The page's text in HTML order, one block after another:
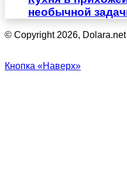
необычной
© Copyright 2026, Dolara.net
Кнопка «Наверх»